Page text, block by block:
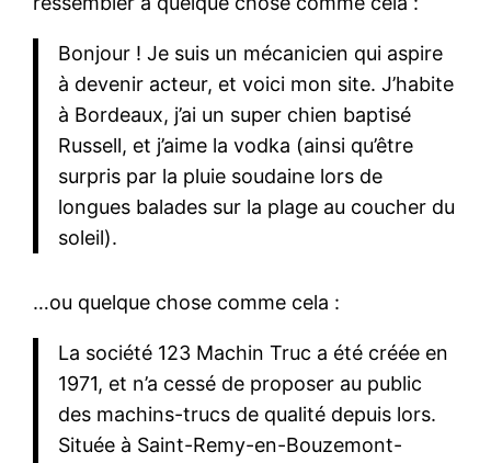
Bonjour ! Je suis un mécanicien qui aspire
à devenir acteur, et voici mon site. J’habite
à Bordeaux, j’ai un super chien baptisé
Russell, et j’aime la vodka (ainsi qu’être
surpris par la pluie soudaine lors de
longues balades sur la plage au coucher du
soleil).
…ou quelque chose comme cela :
La société 123 Machin Truc a été créée en
1971, et n’a cessé de proposer au public
des machins-trucs de qualité depuis lors.
Située à Saint-Remy-en-Bouzemont-